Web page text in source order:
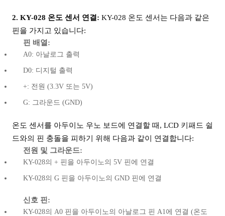
2. KY-028 온도 센서 연결: KY-028 온도 센서는 다음과 같은
핀을 가지고 있습니다:
핀 배열:
A0: 아날로그 출력
D0: 디지털 출력
+: 전원 (3.3V 또는 5V)
G: 그라운드 (GND)
온도 센서를 아두이노 우노 보드에 연결할 때, LCD 키패드 쉴
드와의 핀 충돌을 피하기 위해 다음과 같이 연결합니다:
전원 및 그라운드:
KY-028의 + 핀을 아두이노의 5V 핀에 연결
KY-028의 G 핀을 아두이노의 GND 핀에 연결
신호 핀:
KY-028의 A0 핀을 아두이노의 아날로그 핀 A1에 연결 (온도